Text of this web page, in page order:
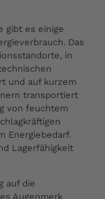
gibt es einige
Das
in
und auf kurzem
transportiert
von feuchtem
Energiebedarf.
Lagerfähigkeit
auf die
Augenmerk